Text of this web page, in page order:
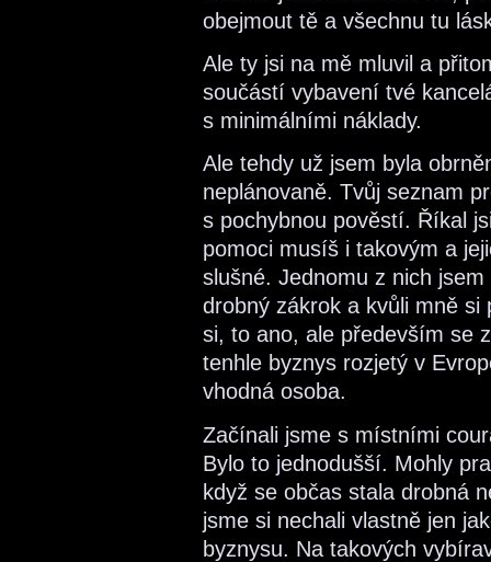
obejmout tě a všechnu tu
Ale ty jsi na mě mluvil a
součástí vybavení tvé
s minimálními náklady.
Ale tehdy už jsem byla
neplánovaně. Tvůj seznam
s pochybnou pověstí. Říkal
pomoci musíš i takovým a
slušné. Jednomu z nich
drobný zákrok a kvůli mně si
si, to ano, ale především se
tenhle byznys rozjetý v
vhodná osoba.
Začínali jsme s místními
Bylo to jednodušší. Mohly
když se občas stala drobná
jsme si nechali vlastně jen
byznysu. Na takových